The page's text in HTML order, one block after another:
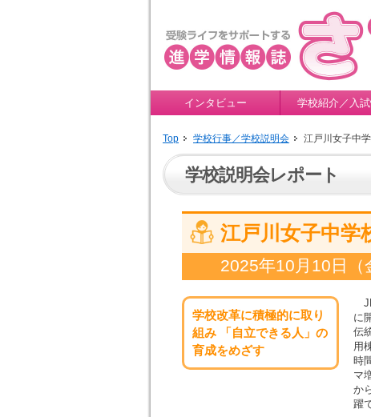
インタビュー 学校紹介／入
Top 学校行事／学校説明会 江戸川女子中
学校説明会レポート
江戸川女子中学
2025年10月10日（
学校改革に積極的に取り
組み 「自立できる人」の
育成をめざす
に
伝
用
時
マ
か
躍